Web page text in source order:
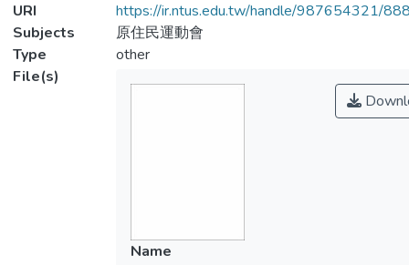
URI
https://ir.ntus.edu.tw/handle/987654321/
Subjects
原住民運動會
Type
other
File(s)
Name